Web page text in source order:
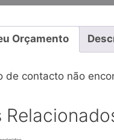
Orçamento
de contacto não